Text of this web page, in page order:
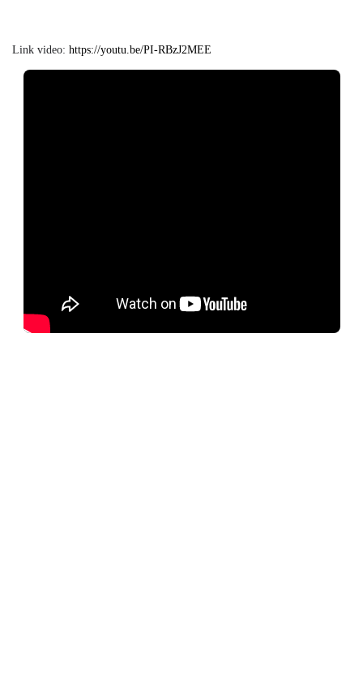
Link video: https://youtu.be/PI-RBzJ2MEE